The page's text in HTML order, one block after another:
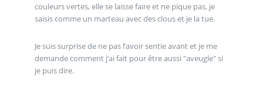
couleurs vertes, elle se laisse faire et ne pique pas, je
saisis comme un marteau avec des clous et je la tue.
Je suis surprise de ne pas l’avoir sentie avant et je me
demande comment j’ai fait pour être aussi "aveugle" si
je puis dire.